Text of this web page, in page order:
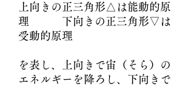
上向きの正三角形△は能動的原
理 下向きの正三角形▽は
受動的原理
を表し、上向きで宙（そら）の
エネルギーを降ろし、下向きで